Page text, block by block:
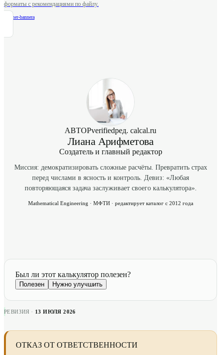
форматы с рекомендациями по файлу.
razmer-bannera
АВТОРverifiedред. calcal.ru
Лиана Арифметова
Создатель и главный редактор
Миссия: демократизировать сложные расчёты. Превратить страх
перед числами в ясность и контроль. Девиз: «Любая
повторяющаяся задача заслуживает своего калькулятора».
Mathematical Engineering · МФТИ · редактирует каталог с 2012 года
Был ли этот калькулятор полезен?
Полезен Нужно улучшить
РЕВИЗИЯ · 13 ИЮЛЯ 2026
ОТКАЗ ОТ ОТВЕТСТВЕННОСТИ